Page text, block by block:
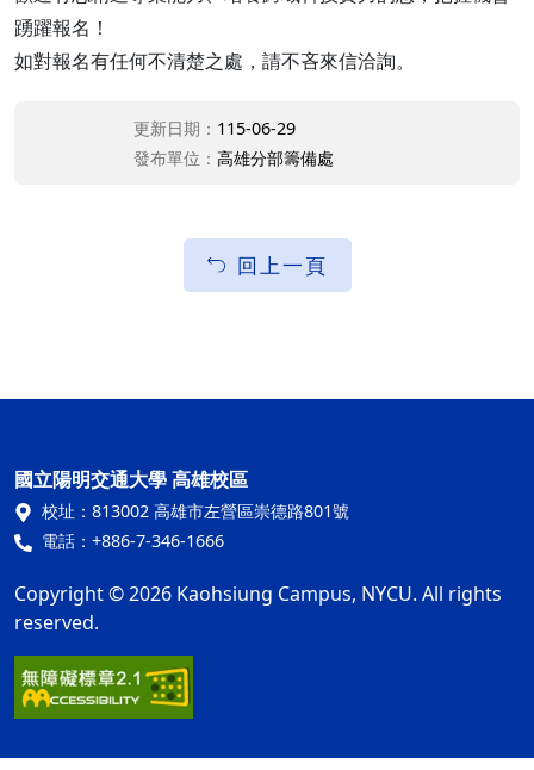
踴躍報名！
如對報名有任何不清楚之處，請不吝來信洽詢。
更新日期： 115-06-29
發布單位： 高雄分部籌備處
回上一頁
國立陽明交通大學 高雄校區
校址： 813002 高雄市左營區崇德路801號
電話： +886-7-346-1666
Copyright © 2026 Kaohsiung Campus, NYCU. All rights
reserved.